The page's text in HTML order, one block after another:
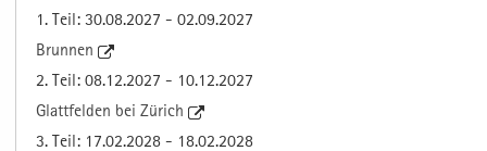
1. Teil: 30.08.2027 - 02.09.2027
Brunnen
2. Teil: 08.12.2027 - 10.12.2027
Glattfelden bei Zürich
3. Teil: 17.02.2028 - 18.02.2028